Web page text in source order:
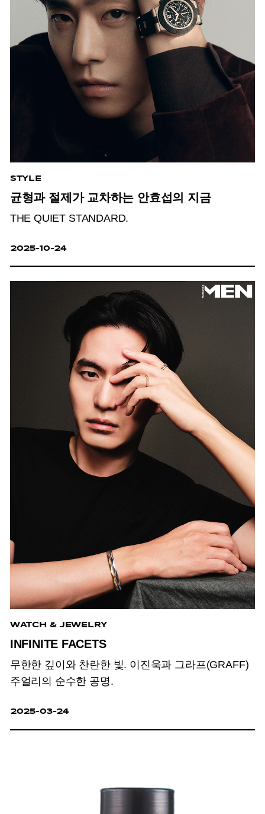
STYLE
균형과 절제가 교차하는 안효섭의 지금
THE QUIET STANDARD.
2025-10-24
WATCH & JEWELRY
INFINITE FACETS
무한한 깊이와 찬란한 빛. 이진욱과 그라프(GRAFF)
주얼리의 순수한 공명.
2025-03-24